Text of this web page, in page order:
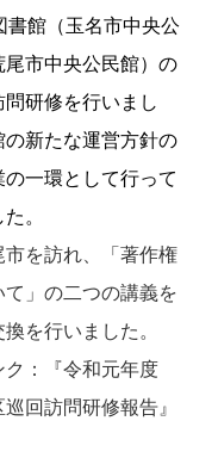
書館（玉名市中央公
市中央公民館）の
研修を行いまし
新たな運営方針の
一環として行って
。
を訪れ、「著作権
」の二つの講義を
を行いました。
：『令和元年度
回訪問研修報告』